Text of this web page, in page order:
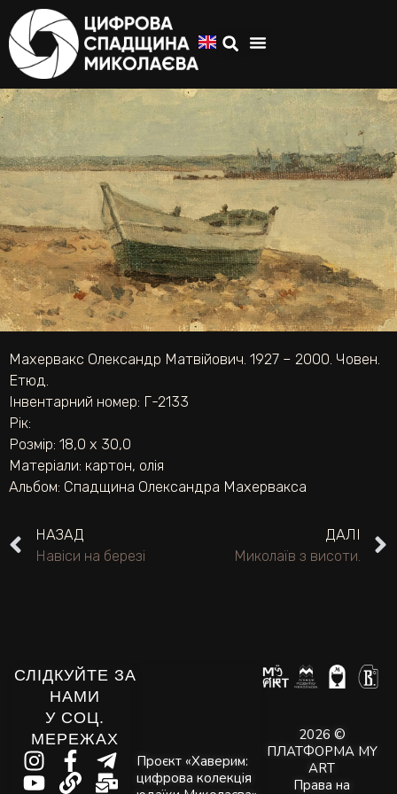
Махервакс Олександр Матвійович. 1927 – 2000. Човен.
Етюд.
Інвентарний номер: Г-2133
Рік:
Розмір: 18,0 х 30,0
Матеріали: картон, олія
Альбом: Спадщина Олександра Махервакса
НАЗАД
Навіси на березі
ДАЛІ
Миколаїв з висоти.
2026 ©
ПЛАТФОРМА MY
ART
Права на
Проєкт «Хаверим:
цифрова колекція
СЛІДКУЙТЕ ЗА
НАМИ
У СОЦ.
МЕРЕЖАХ